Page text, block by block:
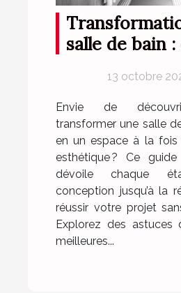
salle de bain :
réalisation
13 octobre
Envie de
transformer une salle
en un espace à la
esthétique ? Ce
dévoile chaque
conception jusqu’à la
réussir votre projet
Explorez des astuces
meilleures...